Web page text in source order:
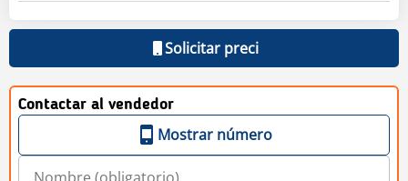
Solicitar preci
Contactar al vendedor
Mostrar número